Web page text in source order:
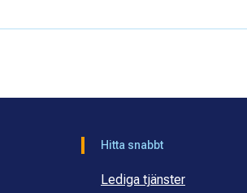
Hitta snabbt
Lediga tjänster